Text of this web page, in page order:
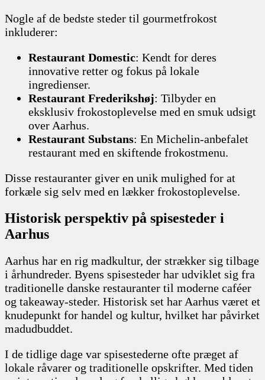
Nogle af de bedste steder til gourmetfrokost
inkluderer:
Restaurant Domestic: Kendt for deres
innovative retter og fokus på lokale
ingredienser.
Restaurant Frederikshøj: Tilbyder en
eksklusiv frokostoplevelse med en smuk udsigt
over Aarhus.
Restaurant Substans: En Michelin-anbefalet
restaurant med en skiftende frokostmenu.
Disse restauranter giver en unik mulighed for at
forkæle sig selv med en lækker frokostoplevelse.
Historisk perspektiv på spisesteder i
Aarhus
Aarhus har en rig madkultur, der strækker sig tilbage
i århundreder. Byens spisesteder har udviklet sig fra
traditionelle danske restauranter til moderne caféer
og takeaway-steder. Historisk set har Aarhus været et
knudepunkt for handel og kultur, hvilket har påvirket
madudbuddet.
I de tidlige dage var spisestederne ofte præget af
lokale råvarer og traditionelle opskrifter. Med tiden